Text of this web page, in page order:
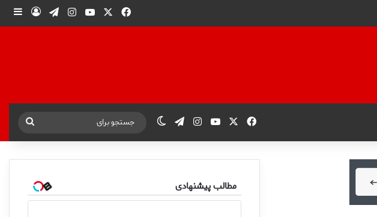
فیس بوکیوتیوباینستاگرام
تلگرامورود
فیس بوکیوتیوباینستاگرام
تلگرامتغییر پوسته
جستجو
برای
مطالب پیشنهادی